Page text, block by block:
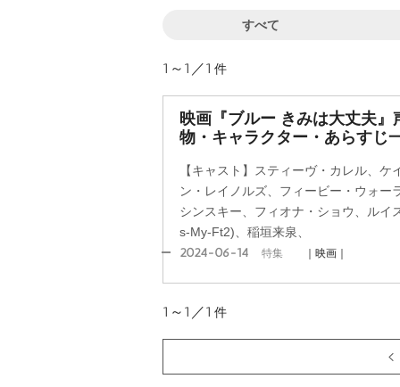
すべて
1～1／1 件
映画『ブルー きみは大丈夫
物・キャラクター・あらすじ
【キャスト】スティーヴ・カレル、
ン・レイノルズ、フィービー・ウォー
シンスキー、フィオナ・ショウ、ルイ
s-My-Ft2)、稲垣来泉、
2024-06-14 特集 ｜映画｜
1～1／1 件